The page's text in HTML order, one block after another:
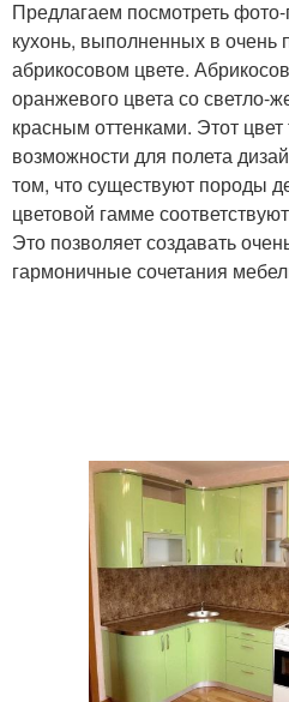
Предлагаем посмотреть
кухонь, выполненных в очень
абрикосовом цвете.
оранжевого цвета со светло-
красным оттенками. Этот
возможности для полета
том, что существуют породы
цветовой гамме
Это позволяет создавать
гармоничные сочетания